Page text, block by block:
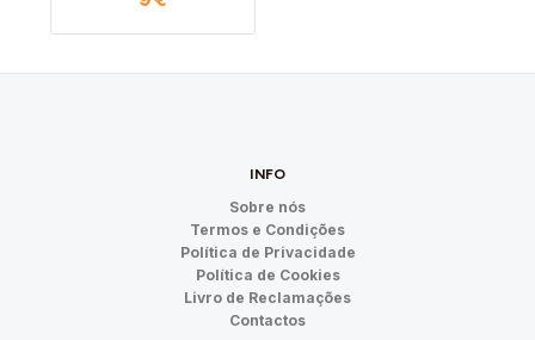
INFO
Sobre nós
Termos e Condições
Política de Privacidade
Política de Cookies
Livro de Reclamações
Contactos